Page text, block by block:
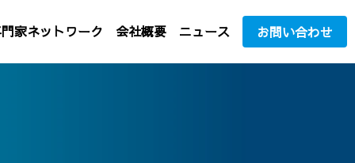
家ネットワーク 会社概要 ニュース お問い合わせ